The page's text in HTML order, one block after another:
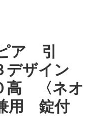
ア 引
デザイン
高 〈ネオ
用 錠付